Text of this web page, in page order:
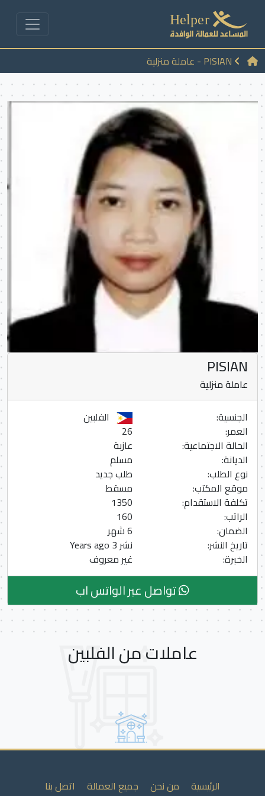
PISIAN - عاملة منزلية
PISIAN
عاملة منزلية
الجنسية:
الفلبين
العمر:
26
الحالة الاجتماعية:
عازبة
الديانة:
مسلم
نوع الطلب:
طلب جديد
موقع المكتب:
مسقط
تكلفة الاستقدام:
1350
الراتب:
160
الضمان:
6 شهر
تاريخ النشر:
نشر 3 Years ago
الخبرة:
غير معروف
تواصل عبر الواتس اب
عاملات من الفلبين
الرئيسية من نحن جميع العمالة اتصل بنا